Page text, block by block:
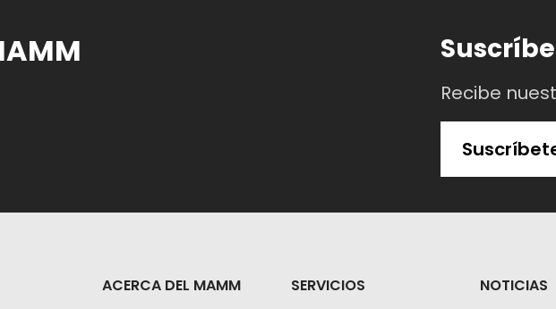
Recibe
ACERCA DEL MAMM SERVICIOS NOTICIAS